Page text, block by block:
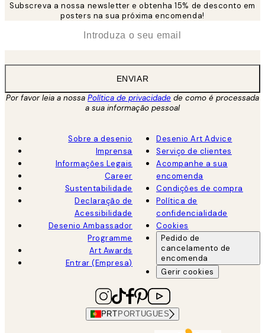
Subscreva a nossa newsletter e obtenha 15% de desconto em
posters na sua próxima encomenda!
ENVIAR
Por favor leia a nossa Política de privacidade de como é processada
a sua informação pessoal
Sobre a desenio
Imprensa
Informações Legais
Career
Sustentabilidade
Declaração de
Acessibilidade
Desenio Ambassador
Programme
Art Awards
Entrar (Empresa)
Desenio Art Advice
Serviço de clientes
Acompanhe a sua
encomenda
Condições de compra
Política de
confidencialidade
Cookies
Pedido de
cancelamento de
encomenda
Gerir cookies
PRT PORTUGUES